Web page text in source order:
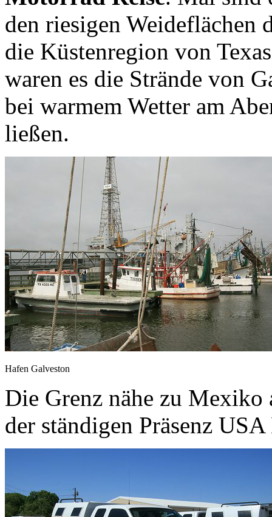
den riesigen Weideflächen
die Küstenregion von
waren es die Strände von
bei warmem Wetter am
ließen.
Hafen Galveston
Die Grenz nähe zu
der ständigen Präsenz